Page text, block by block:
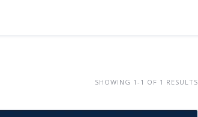
SHOWING 1-1 OF 1 RESULTS